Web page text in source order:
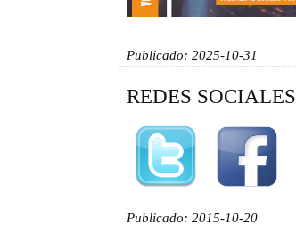
Publicado: 2025-10-31
REDES SOCIALES
Publicado: 2015-10-20